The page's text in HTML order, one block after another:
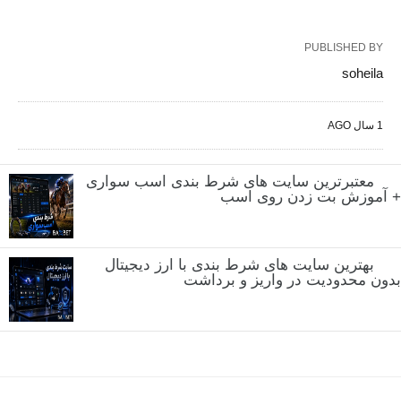
PUBLISHED BY
soheila
1 سال AGO
معتبرترین سایت های شرط بندی اسب سواری
+ آموزش بت زدن روی اسب
بهترین سایت های شرط بندی با ارز دیجیتال
بدون محدودیت در واریز و برداشت